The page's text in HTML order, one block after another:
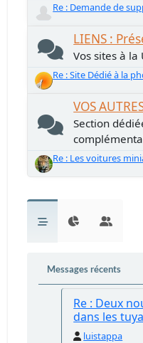
Re : Demande de
LIENS :
Vos sites à la
Re : Site Dédié à la
VOS
Section
Re : Les voitures
Messages récents
Re : Deux
dans les
luistappa